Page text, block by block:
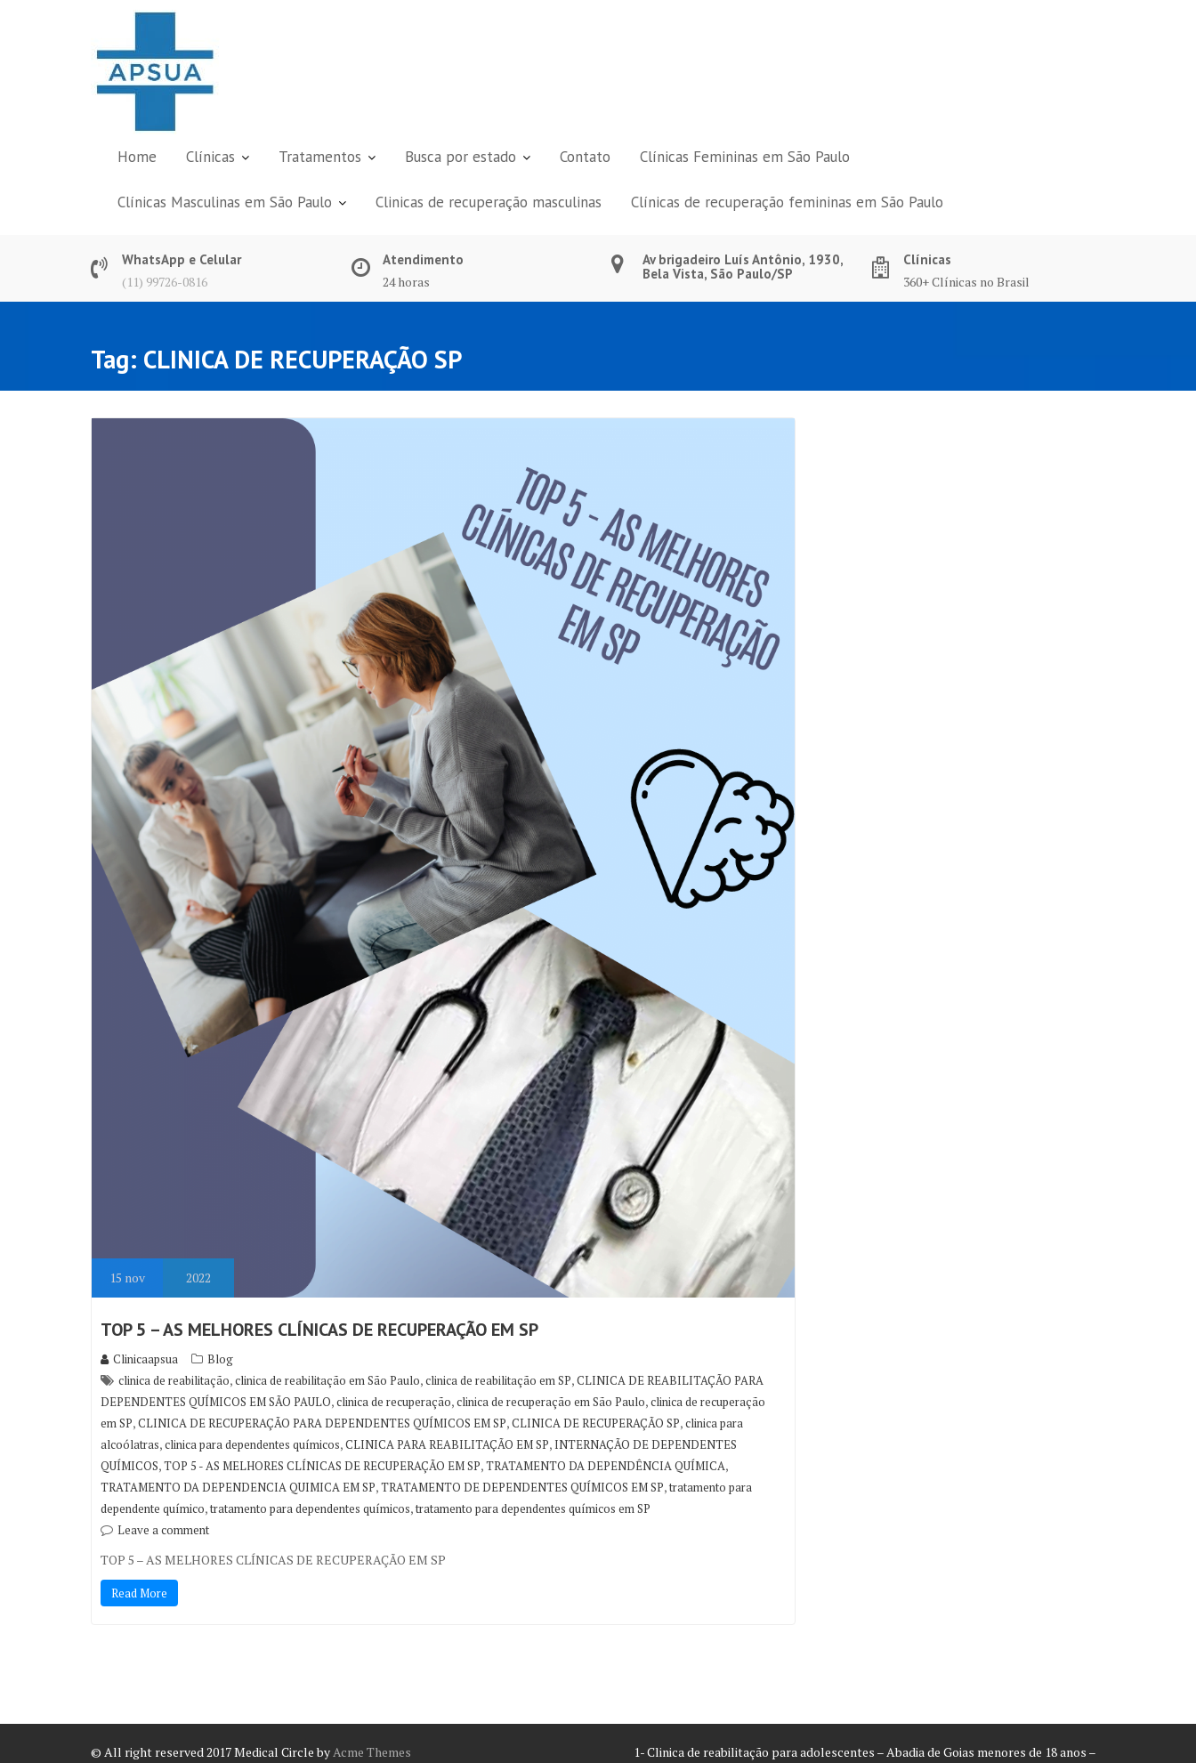
Home Clínicas Tratamentos Busca por estado Contato Clínicas Femininas em São Paulo
Clínicas Masculinas em São Paulo Clinicas de recuperação masculinas Clínicas de recuperação femininas em São Paulo
WhatsApp e Celular
(11) 99726-0816
Atendimento
24 horas
Av brigadeiro Luís Antônio, 1930,
Bela Vista, São Paulo/SP
Clínicas
360+ Clínicas no Brasil
Tag: CLINICA DE RECUPERAÇÃO SP
15 nov 2022
TOP 5 – AS MELHORES CLÍNICAS DE RECUPERAÇÃO EM SP
Clinicaapsua
Blog
clinica de reabilitação,clinica de reabilitação em São Paulo,clinica de reabilitação em SP,CLINICA DE REABILITAÇÃO PARA
DEPENDENTES QUÍMICOS EM SÃO PAULO,clinica de recuperação,clinica de recuperação em São Paulo,clinica de recuperação
em SP,CLINICA DE RECUPERAÇÃO PARA DEPENDENTES QUÍMICOS EM SP,CLINICA DE RECUPERAÇÃO SP,clinica para
alcoólatras,clinica para dependentes químicos,CLINICA PARA REABILITAÇÃO EM SP, INTERNAÇÃO DE DEPENDENTES
QUÍMICOS,TOP 5 - AS MELHORES CLÍNICAS DE RECUPERAÇÃO EM SP,TRATAMENTO DA DEPENDÊNCIA QUÍMICA,
TRATAMENTO DA DEPENDENCIA QUIMICA EM SP,TRATAMENTO DE DEPENDENTES QUÍMICOS EM SP,tratamento para
dependente químico,tratamento para dependentes químicos,tratamento para dependentes químicos em SP
Leave a comment
TOP 5 – AS MELHORES CLÍNICAS DE RECUPERAÇÃO EM SP
Read More
© All right reserved 2017Medical Circle byAcme Themes
1- Clinica de reabilitação para adolescentes – Abadia de Goias menores de 18 anos –